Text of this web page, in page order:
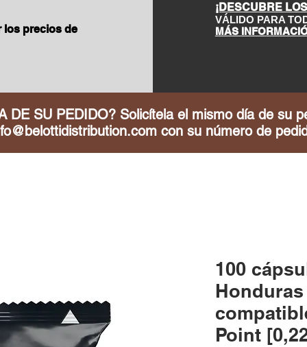
los precios de
¡DESCUBRE
VÁLIDO PARA
MÁS
DE SU PEDIDO? Solicítela el mismo día de su
con su número de
100
Point